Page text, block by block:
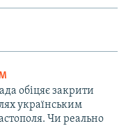
обіцяє закрити
українським
Чи реально